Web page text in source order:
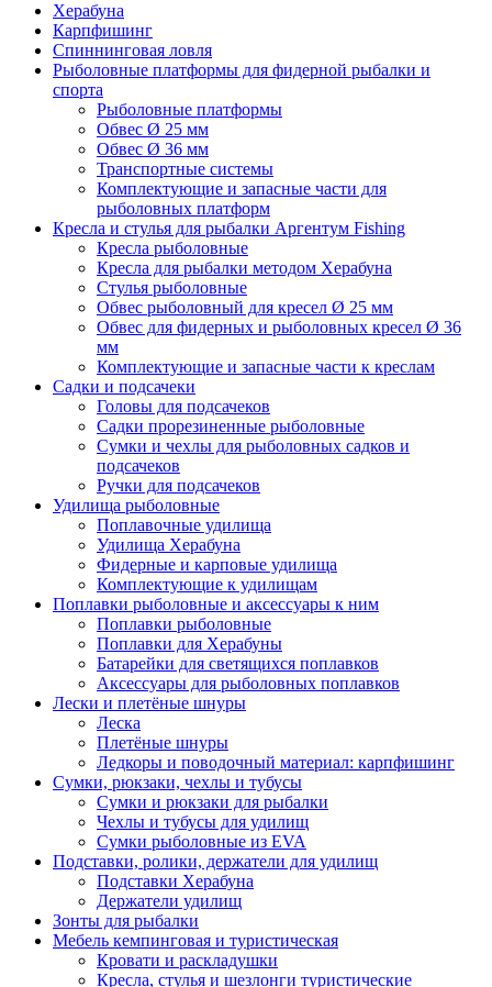
Херабуна
Карпфишинг
Спиннинговая ловля
Рыболовные платформы для фидерной рыбалки и
спорта
Рыболовные платформы
Обвес Ø 25 мм
Обвес Ø 36 мм
Транспортные системы
Комплектующие и запасные части для
рыболовных платформ
Кресла и стулья для рыбалки Аргентум Fishing
Кресла рыболовные
Кресла для рыбалки методом Херабуна
Стулья рыболовные
Обвес рыболовный для кресел Ø 25 мм
Обвес для фидерных и рыболовных кресел Ø 36
мм
Комплектующие и запасные части к креслам
Садки и подсачеки
Головы для подсачеков
Садки прорезиненные рыболовные
Сумки и чехлы для рыболовных садков и
подсачеков
Ручки для подсачеков
Удилища рыболовные
Поплавочные удилища
Удилища Херабуна
Фидерные и карповые удилища
Комплектующие к удилищам
Поплавки рыболовные и аксессуары к ним
Поплавки рыболовные
Поплавки для Херабуны
Батарейки для светящихся поплавков
Аксессуары для рыболовных поплавков
Лески и плетёные шнуры
Леска
Плетёные шнуры
Ледкоры и поводочный материал: карпфишинг
Сумки, рюкзаки, чехлы и тубусы
Сумки и рюкзаки для рыбалки
Чехлы и тубусы для удилищ
Сумки рыболовные из EVA
Подставки, ролики, держатели для удилищ
Подставки Херабуна
Держатели удилищ
Зонты для рыбалки
Мебель кемпинговая и туристическая
Кровати и раскладушки
Кресла, стулья и шезлонги туристические